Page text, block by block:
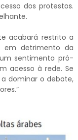
dos protestos.
acabará restrito a
em detrimento da
sentimento pró-
acesso à rede. Se
dominar o debate,